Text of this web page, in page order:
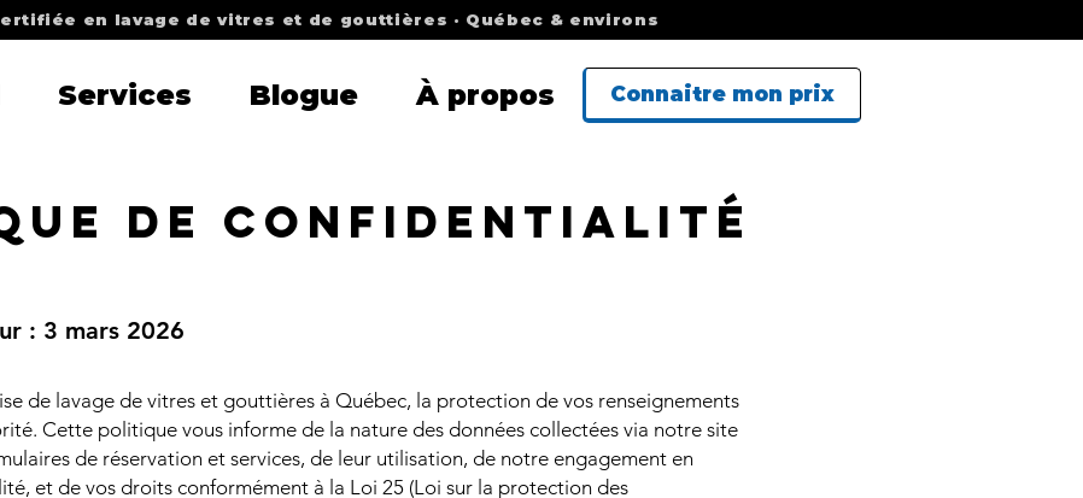
Services Blogue À propos
en lavage de vitres et de gouttières · Québec & environs
Connaitre mon prix
de confidentialité
: 3 mars 2026
de lavage de vitres et gouttières à Québec, la protection de vos renseignements
Cette politique vous informe de la nature des données collectées via notre site
de réservation et services, de leur utilisation, de notre engagement en
et de vos droits conformément à la Loi 25 (Loi sur la protection des